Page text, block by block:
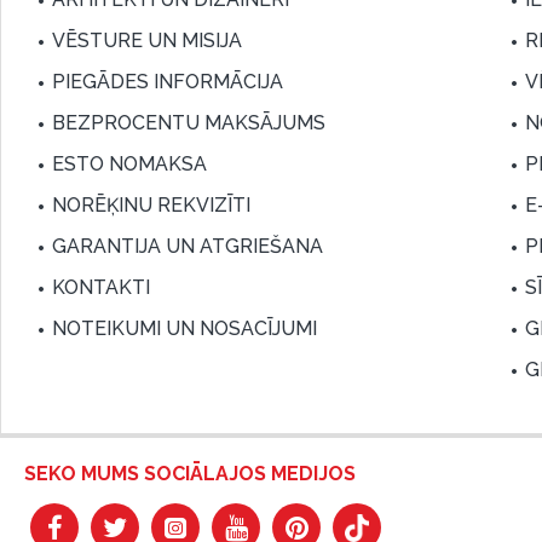
VĒSTURE UN MISIJA
PIEGĀDES INFORMĀCIJA
BEZPROCENTU MAKSĀJUMS
ESTO NOMAKSA
NORĒĶINU REKVIZĪTI
GARANTIJA UN ATGRIEŠANA
KONTAKTI
NOTEIKUMI UN NOSACĪJUMI
SEKO MUMS SOCIĀLAJOS MEDIJOS